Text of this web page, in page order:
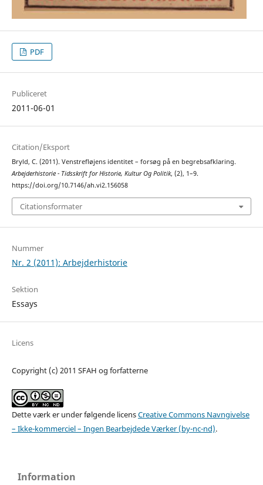
PDF
Publiceret
2011-06-01
Citation/Eksport
Bryld, C. (2011). Venstrefløjens identitet – forsøg på en begrebsafklaring.
Arbejderhistorie - Tidsskrift for Historie, Kultur Og Politik, (2), 1–9.
https://doi.org/10.7146/ah.vi2.156058
Citationsformater
Nummer
Nr. 2 (2011): Arbejderhistorie
Sektion
Essays
Licens
Copyright (c) 2011 SFAH og forfatterne
Dette værk er under følgende licensCreative Commons Navngivelse
– Ikke-kommerciel – Ingen Bearbejdede Værker (by-nc-nd).
Information